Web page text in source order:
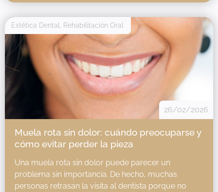
Estética Dental Rehabilitación Oral
26/02/2026
Muela rota sin dolor: cuándo preocuparse y
cómo evitar perder la pieza
Una muela rota sin dolor puede parecer un
problema sin importancia. De hecho, muchas
personas retrasan la visita al dentista porque no